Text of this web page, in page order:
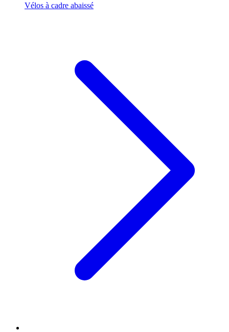
Vélos à cadre abaissé